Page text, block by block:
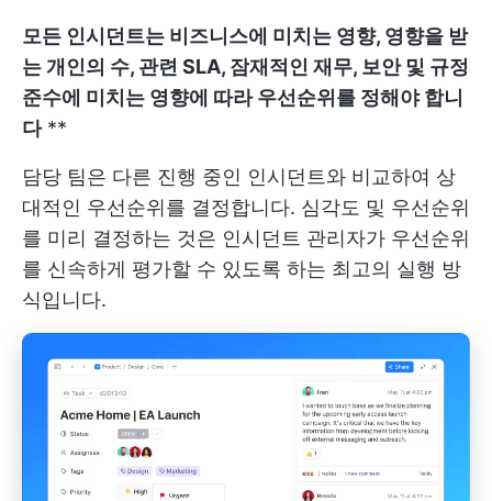
모든 인시던트는 비즈니스에 미치는 영향, 영향을 받
는 개인의 수, 관련 SLA, 잠재적인 재무, 보안 및 규정
준수에 미치는 영향에 따라 우선순위를 정해야 합니
다**
담당 팀은 다른 진행 중인 인시던트와 비교하여 상
대적인 우선순위를 결정합니다. 심각도 및 우선순위
를 미리 결정하는 것은 인시던트 관리자가 우선순위
를 신속하게 평가할 수 있도록 하는 최고의 실행 방
식입니다.